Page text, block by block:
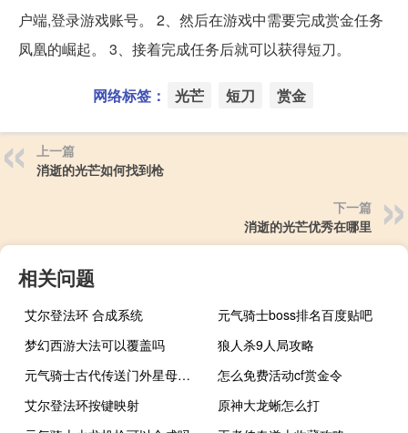
户端,登录游戏账号。 2、然后在游戏中需要完成赏金任务
凤凰的崛起。 3、接着完成任务后就可以获得短刀。
网络标签： 光芒 短刀 赏金
上一篇
消逝的光芒如何找到枪
下一篇
消逝的光芒优秀在哪里
相关问题
艾尔登法环 合成系统
元气骑士boss排名百度贴吧
梦幻西游大法可以覆盖吗
狼人杀9人局攻略
元气骑士古代传送门外星母舰多少波
怎么免费活动cf赏金令
艾尔登法环按键映射
原神大龙蜥怎么打